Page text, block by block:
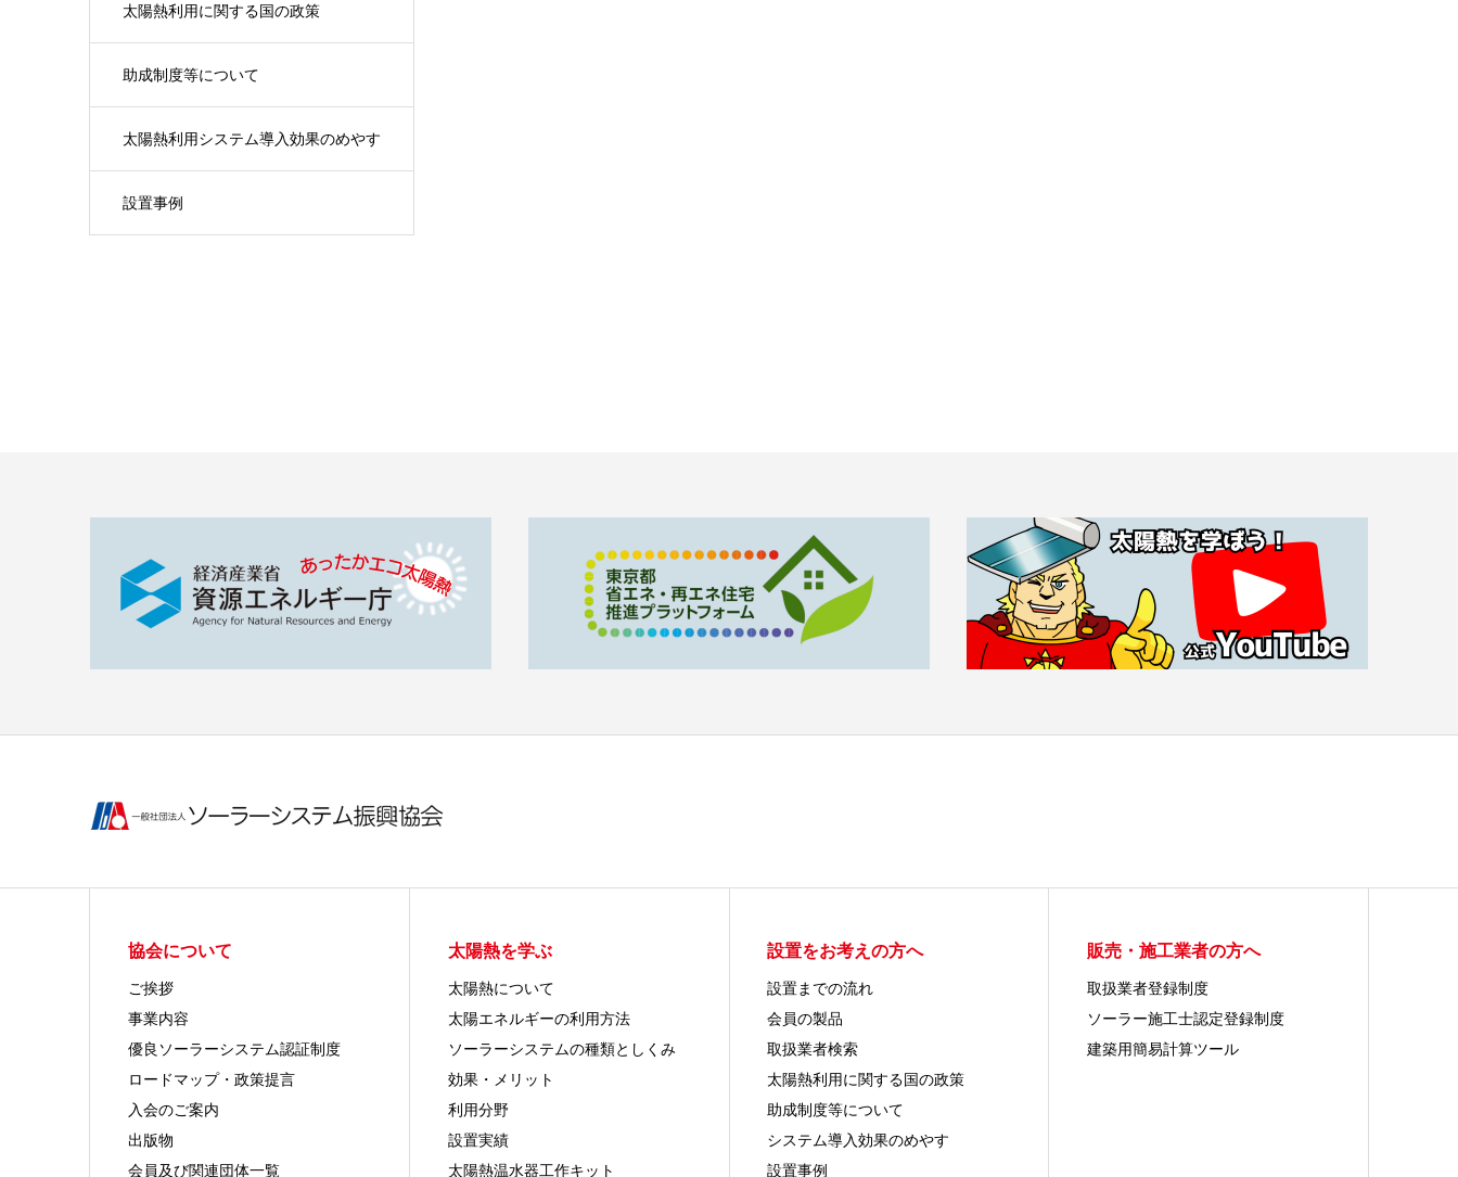
太陽熱利用に関する国の政策
助成制度等について
太陽熱利用システム導入効果のめやす
設置事例
協会について
ご挨拶
事業内容
優良ソーラーシステム認証制度
ロードマップ・政策提言
入会のご案内
出版物
会員及び関連団体一覧
太陽熱を学ぶ
太陽熱について
太陽エネルギーの利用方法
ソーラーシステムの種類としくみ
効果・メリット
利用分野
設置実績
太陽熱温水器工作キット
設置をお考えの方へ
設置までの流れ
会員の製品
取扱業者検索
太陽熱利用に関する国の政策
助成制度等について
システム導入効果のめやす
設置事例
販売・施工業者の方へ
取扱業者登録制度
ソーラー施工士認定登録制度
建築用簡易計算ツール